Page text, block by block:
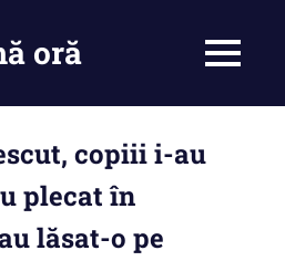
oră MENU
copiii i-au
plecat în
lăsat-o pe